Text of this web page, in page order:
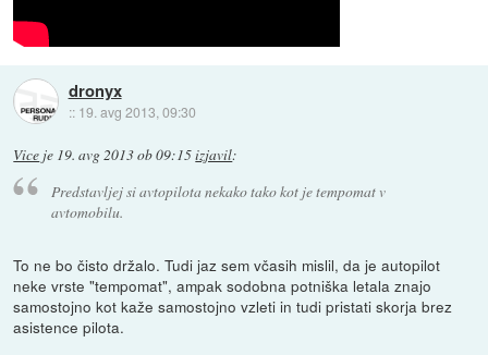
dronyx
:: 19. avg 2013, 09:30
Vice je 19. avg 2013 ob 09:15izjavil:
Predstavljej si avtopilota nekako tako kot je tempomat v
avtomobilu.
To ne bo čisto držalo. Tudi jaz sem včasih mislil, da je autopilot
neke vrste "tempomat", ampak sodobna potniška letala znajo
samostojno kot kaže samostojno vzleti in tudi pristati skorja brez
asistence pilota.